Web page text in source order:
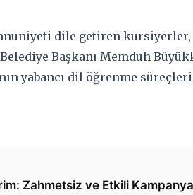
dile getiren kursiyerler,
Başkanı Memduh
yabancı dil öğrenme